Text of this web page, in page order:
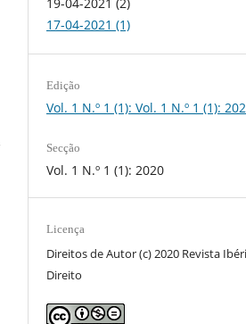
17-04-2021 (1)
Edição
Vol. 1 N.º 1 (1): Vol. 1 N.º 1 (1):
Secção
Vol. 1 N.º 1 (1): 2020
Licença
Direitos de Autor (c) 2020 Revista
Direito